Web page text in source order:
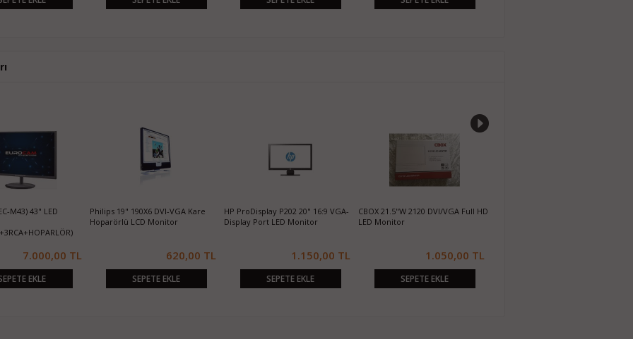
P202 20" 16:9 VGA-
Port LED Monitor
1.150,00 TL
SEPETE EKLE
CBOX 21.5"W 2120 DVI/VGA Full HD
LED Monitor
1.050,00 TL
SEPETE EKLE
NİANDY 32" VGA HDMI PC
MONİTÖR
4.100,00 TL
SEPETE EKLE
RAMTECH RD-19 19" 60z 5ms Full
HD Hoparlörlü Led Monitör
1.650,00 TL 1.300,00 TL
SEPETE EKLE